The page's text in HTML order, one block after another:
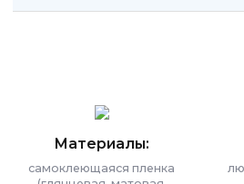
Материалы:
самоклеющаяся пленка